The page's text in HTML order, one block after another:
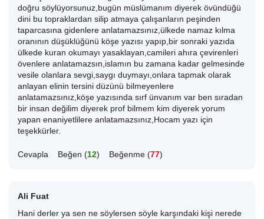
doğru söylüyorsunuz,bugün müslümanım diyerek övündüğü
dini bu topraklardan silip atmaya çalışanların peşinden
taparcasına gidenlere anlatamazsınız,ülkede namaz kılma
oranının düşüklüğünü köşe yazısı yapıp,bir sonraki yazıda
ülkede kuran okumayı yasaklayan,camileri ahıra çevirenleri
övenlere anlatamazsın,islamın bu zamana kadar gelmesinde
vesile olanlara sevgi,saygı duymayı,onlara tapmak olarak
anlayan elinin tersini düzünü bilmeyenlere
anlatamazsınız,köşe yazısında sırf ünvanım var ben sıradan
bir insan değilim diyerek prof bilmem kim diyerek yorum
yapan enaniyetlilere anlatamazsınız,Hocam yazı için
teşekkürler.
Cevapla Beğen (12) Beğenme (77)
Ali Fuat
Hani derler ya sen ne söylersen söyle karşındaki kişi nerede